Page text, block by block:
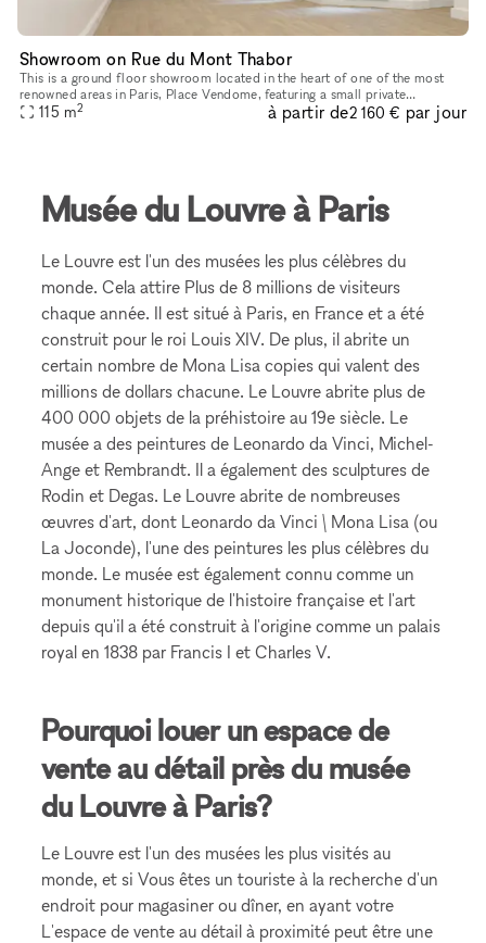
Showroom on Rue du Mont Thabor
This is a ground floor showroom located in the heart of one of the most
renowned areas in Paris, Place Vendome, featuring a small private
courtyard. This space, designed for welcoming customers and p
115 m2 à partir de2 160 € par jour
Musée du Louvre à Paris
Le Louvre est l'un des musées les plus célèbres du
monde. Cela attire Plus de 8 millions de visiteurs
chaque année. Il est situé à Paris, en France et a été
construit pour le roi Louis XIV. De plus, il abrite un
certain nombre de Mona Lisa copies qui valent des
millions de dollars chacune. Le Louvre abrite plus de
400 000 objets de la préhistoire au 19e siècle. Le
musée a des peintures de Leonardo da Vinci, Michel-
Ange et Rembrandt. Il a également des sculptures de
Rodin et Degas. Le Louvre abrite de nombreuses
œuvres d'art, dont Leonardo da Vinci \ Mona Lisa (ou
La Joconde), l'une des peintures les plus célèbres du
monde. Le musée est également connu comme un
monument historique de l'histoire française et l'art
depuis qu'il a été construit à l'origine comme un palais
royal en 1838 par Francis I et Charles V.
Pourquoi louer un espace de
vente au détail près du musée
du Louvre à Paris?
Le Louvre est l'un des musées les plus visités au
monde, et si Vous êtes un touriste à la recherche d'un
endroit pour magasiner ou dîner, en ayant votre
L'espace de vente au détail à proximité peut être une